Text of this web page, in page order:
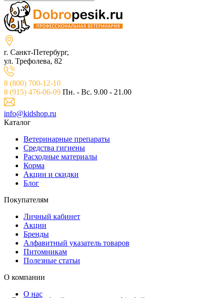
г. Санкт-Петербург,
ул. Трефолева, 82
8 (800) 700-12-10
8 (915) 476-06-09 Пн. - Вс. 9.00 - 21.00
info@kidshop.ru
Каталог
Ветeринарные препараты
Средства гигиены
Расходные материалы
Корма
Акции и скидки
Блог
Покупателям
Личный кабинет
Акции
Бренды
Алфавитный указатель товаров
Питомникам
Полезные статьи
О компании
О нас